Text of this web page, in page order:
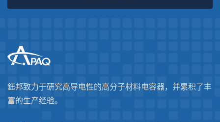
鈺邦致力于研究高导电性的高分子材料电容器，并累积了丰
富的生产经验。